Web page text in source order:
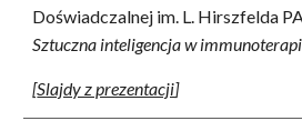
Doświadczalnej im. L. Hirszfelda
Sztuczna inteligencja w
[Slajdy z prezentacji]